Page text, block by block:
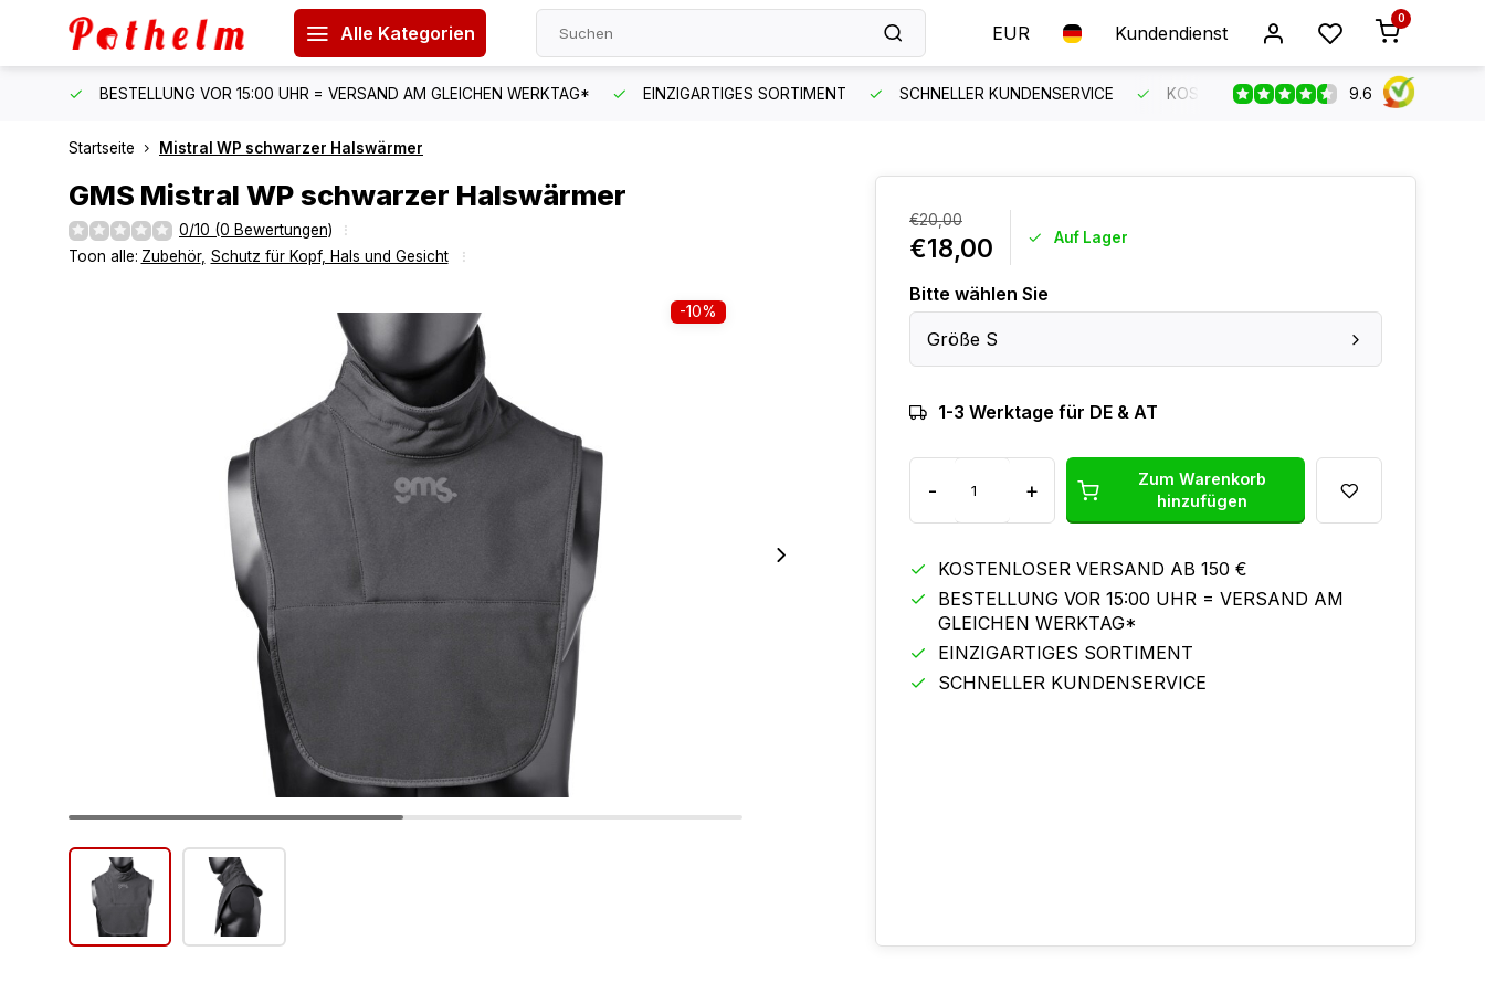
Alle Kategorien EUR Kundendienst
0
BESTELLUNG VOR 15:00 UHR = VERSAND AM GLEICHEN WERKTAG* EINZIGARTIGES SORTIMENT SCHNELLER KUNDENSERVICE KOSTENLOSER VERSAND AB 150 €
9.6
Startseite Mistral WP schwarzer Halswärmer
GMS Mistral WP schwarzer Halswärmer
0/10 (0 Bewertungen)
Toon alle: Zubehör, Schutz für Kopf, Hals und Gesicht
-10%
€20,00
€18,00 Auf Lager
Bitte wählen Sie
Größe S
1-3 Werktage für DE & AT
- +
Zum Warenkorb
hinzufügen
KOSTENLOSER VERSAND AB 150 €
BESTELLUNG VOR 15:00 UHR = VERSAND AM
GLEICHEN WERKTAG*
EINZIGARTIGES SORTIMENT
SCHNELLER KUNDENSERVICE